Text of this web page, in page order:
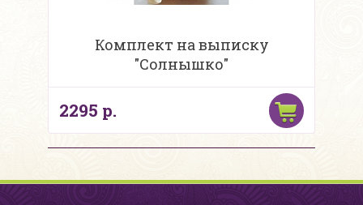
Комплект на выписку
"Солнышко"
2295 р.